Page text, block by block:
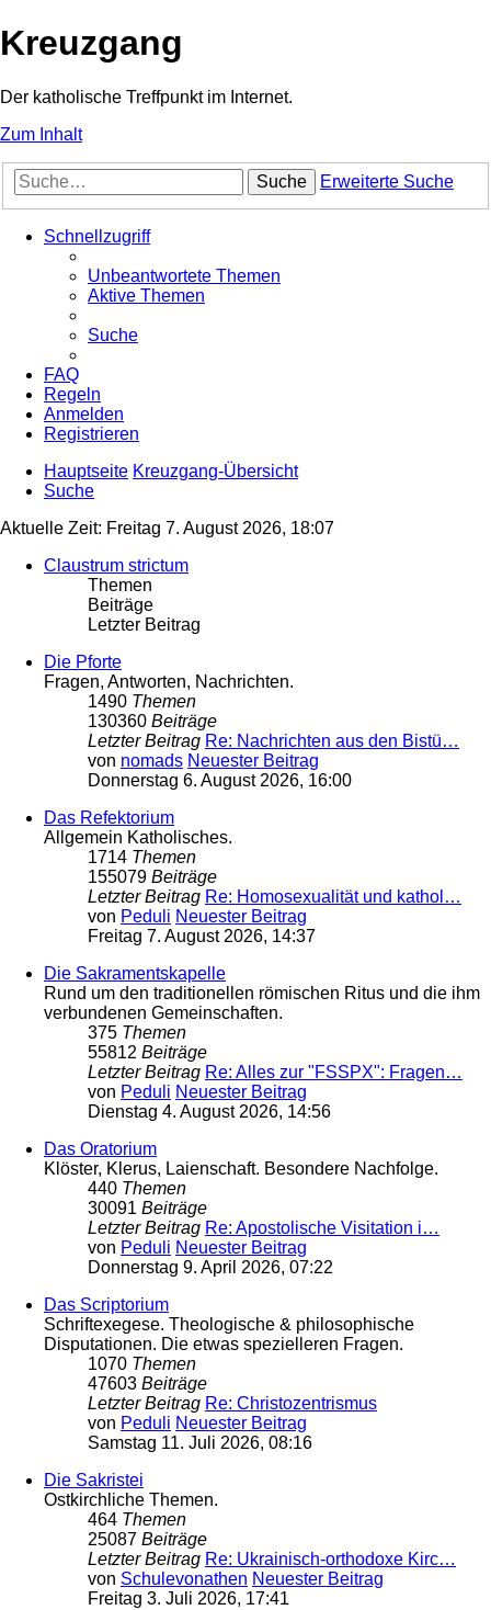
Kreuzgang
Der katholische Treffpunkt im Internet.
Zum Inhalt
Suche Erweiterte Suche
Schnellzugriff
Unbeantwortete Themen
Aktive Themen
Suche
FAQ
Regeln
Anmelden
Registrieren
Hauptseite Kreuzgang-Übersicht
Suche
Aktuelle Zeit: Freitag 7. August 2026, 18:07
Claustrum strictum
Themen
Beiträge
Letzter Beitrag
Die Pforte
Fragen, Antworten, Nachrichten.
1490 Themen
130360 Beiträge
Letzter Beitrag Re: Nachrichten aus den Bistü…
von nomads Neuester Beitrag
Donnerstag 6. August 2026, 16:00
Das Refektorium
Allgemein Katholisches.
1714 Themen
155079 Beiträge
Letzter Beitrag Re: Homosexualität und kathol…
von Peduli Neuester Beitrag
Freitag 7. August 2026, 14:37
Die Sakramentskapelle
Rund um den traditionellen römischen Ritus und die ihm
verbundenen Gemeinschaften.
375 Themen
55812 Beiträge
Letzter Beitrag Re: Alles zur "FSSPX": Fragen…
von Peduli Neuester Beitrag
Dienstag 4. August 2026, 14:56
Das Oratorium
Klöster, Klerus, Laienschaft. Besondere Nachfolge.
440 Themen
30091 Beiträge
Letzter Beitrag Re: Apostolische Visitation i…
von Peduli Neuester Beitrag
Donnerstag 9. April 2026, 07:22
Das Scriptorium
Schriftexegese. Theologische & philosophische
Disputationen. Die etwas spezielleren Fragen.
1070 Themen
47603 Beiträge
Letzter Beitrag Re: Christozentrismus
von Peduli Neuester Beitrag
Samstag 11. Juli 2026, 08:16
Die Sakristei
Ostkirchliche Themen.
464 Themen
25087 Beiträge
Letzter Beitrag Re: Ukrainisch-orthodoxe Kirc…
von Schulevonathen Neuester Beitrag
Freitag 3. Juli 2026, 17:41